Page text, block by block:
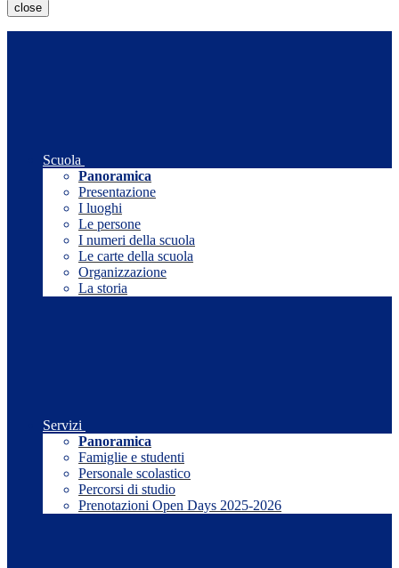
close
Scuola
Panoramica
Presentazione
I luoghi
Le persone
I numeri della scuola
Le carte della scuola
Organizzazione
La storia
Servizi
Panoramica
Famiglie e studenti
Personale scolastico
Percorsi di studio
Prenotazioni Open Days 2025-2026